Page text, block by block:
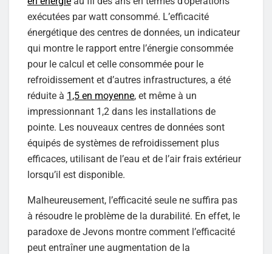
exécutées par watt consommé. L’efficacité
énergétique des centres de données, un indicateur
qui montre le rapport entre l’énergie consommée
pour le calcul et celle consommée pour le
refroidissement et d’autres infrastructures, a été
réduite à 1,5 en moyenne, et même à un
impressionnant 1,2 dans les installations de
pointe. Les nouveaux centres de données sont
équipés de systèmes de refroidissement plus
efficaces, utilisant de l’eau et de l’air frais extérieur
lorsqu’il est disponible.
Malheureusement, l’efficacité seule ne suffira pas
à résoudre le problème de la durabilité. En effet, le
paradoxe de Jevons montre comment l’efficacité
peut entraîner une augmentation de la